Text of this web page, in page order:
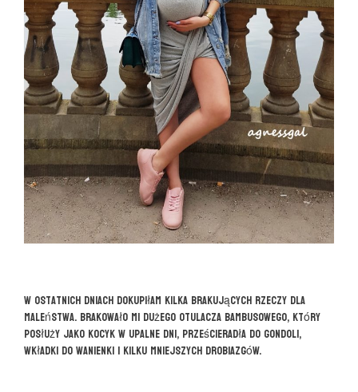
W ostatnich dniach dokupiłam kilka brakujących rzeczy dla
maleństwa. Brakowało mi dużego otulacza bambusowego, który
posłuży jako kocyk w upalne dni, prześcieradła do gondoli,
wkładki do wanienki i kilku mniejszych drobiazgów.